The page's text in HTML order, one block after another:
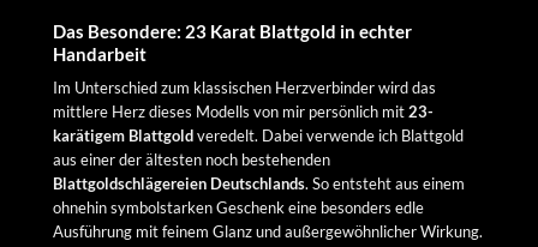
Das Besondere: 23 Karat Blattgold in echter
Handarbeit
Im Unterschied zum klassischen Herzverbinder wird das
mittlere Herz dieses Modells von mir persönlich mit23-
karätigem Blattgoldveredelt. Dabei verwende ich Blattgold
aus einer der ältesten noch bestehenden
Blattgoldschlägereien Deutschlands. So entsteht aus einem
ohnehin symbolstarken Geschenk eine besonders edle
Ausführung mit feinem Glanz und außergewöhnlicher Wirkung.